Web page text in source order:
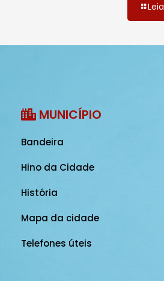
MUNICÍPIO
Bandeira
Hino da Cidade
História
Mapa da cidade
Telefones úteis